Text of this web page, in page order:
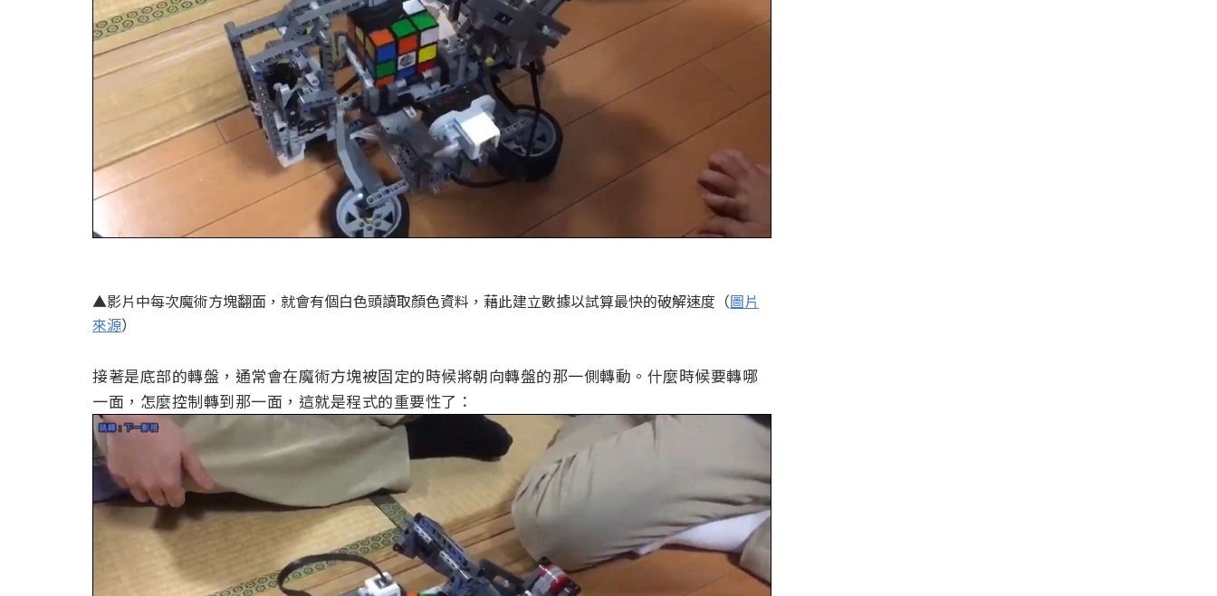
▲影片中每次魔術方塊翻面，就會有個白色頭讀取顏色資料，藉此建立數據以試算最快的破解速度（圖片
來源）
接著是底部的轉盤，通常會在魔術方塊被固定的時候將朝向轉盤的那一側轉動。什麼時候要轉哪
一面，怎麼控制轉到那一面，這就是程式的重要性了：